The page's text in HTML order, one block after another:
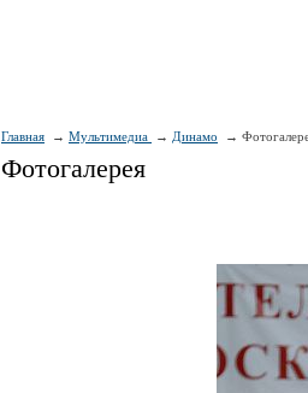
Главная Мультимедиа Динамо
Фотогалерея